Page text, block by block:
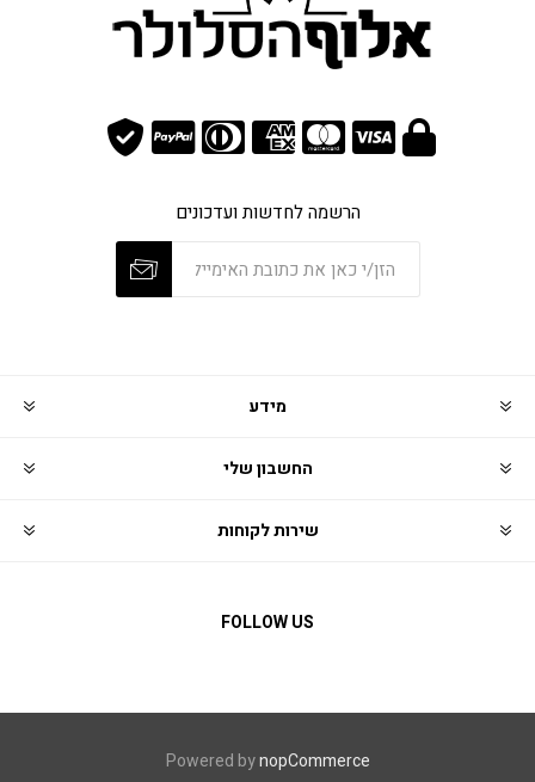
הרשמה לחדשות ועדכונים
מידע
החשבון שלי
שירות לקוחות
FOLLOW US
Powered bynopCommerce